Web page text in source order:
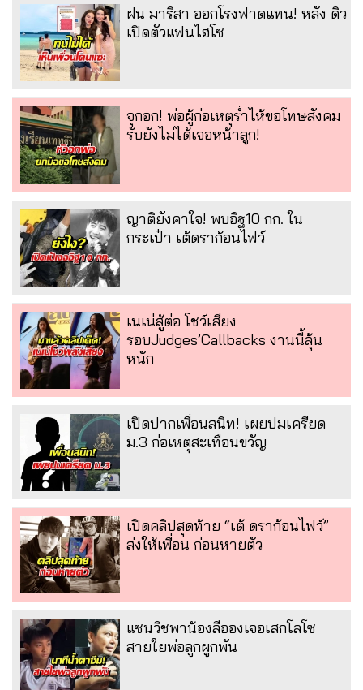
ฝน มาริสา ออกโรงฟาดแทน! หลัง ดิว
เปิดตัวแฟนไฮโซ
จุกอก! พ่อผู้ก่อเหตุร่ำไห้ขอโทษสังคม
รับยังไม่ได้เจอหน้าลูก!
ญาติยังคาใจ! พบอิฐ10 กก. ใน
กระเป๋า เต้ดราก้อนไฟว์
เนเน่สู้ต่อ โชว์เสียง
รอบJudges’Callbacks งานนี้ลุ้น
หนัก
เปิดปากเพื่อนสนิท! เผยปมเครียด
ม.3 ก่อเหตุสะเทือนขวัญ
เปิดคลิปสุดท้าย “เต้ ดราก้อนไฟว์”
ส่งให้เพื่อน ก่อนหายตัว
แซนวิชพาน้องลีอองเจอเสกโลโซ
สายใยพ่อลูกผูกพัน